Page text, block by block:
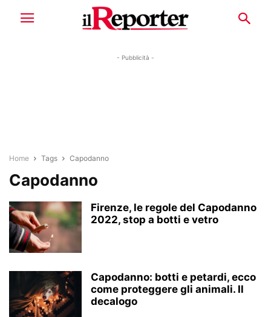
- Pubblicità -
Home Tags Capodanno
Capodanno
Firenze, le regole del Capodanno
2022, stop a botti e vetro
Capodanno: botti e petardi, ecco
come proteggere gli animali. Il
decalogo